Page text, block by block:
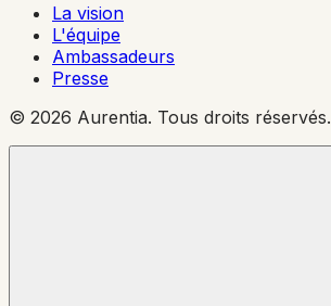
La vision
L'équipe
Ambassadeurs
Presse
© 2026 Aurentia. Tous droits réservés.